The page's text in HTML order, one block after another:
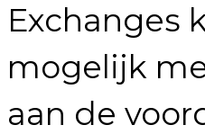
Exchanges
mogelijk
aan de